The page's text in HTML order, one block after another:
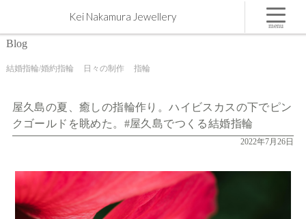
屋久島の夏、癒しの指輪作り。ハイビスカスの下でピンクゴールドを眺めた。#屋久島でつくる
結婚指輪 | 屋久島,ジュエリー,オーダーメイドのマリッジリング（結婚・婚約指輪）制作 | Kei
Kei Nakamura Jewellery
Blog
結婚指輪/婚約指輪 日々の制作 指輪
屋久島の夏、癒しの指輪作り。ハイビスカスの下でピン
クゴールドを眺めた。#屋久島でつくる結婚指輪
2022年7月26日
menu